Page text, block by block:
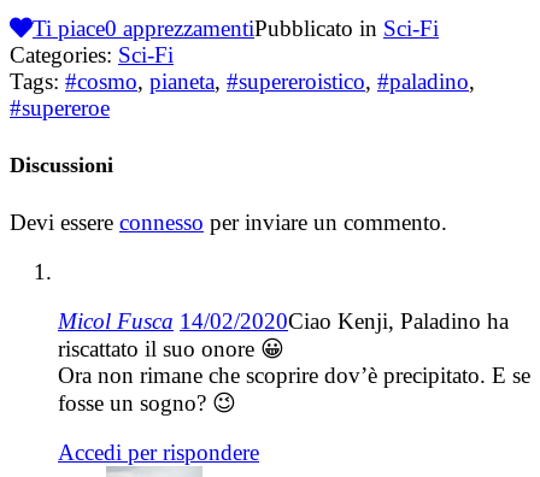
Ti piace0 apprezzamentiPubblicato in Sci-Fi
Categories: Sci-Fi
Tags: #cosmo, pianeta, #supereroistico, #paladino,
#supereroe
Discussioni
Devi essere connesso per inviare un commento.
Micol Fusca 14/02/2020Ciao Kenji, Paladino ha
riscattato il suo onore 😀
Ora non rimane che scoprire dov’è precipitato. E se
fosse un sogno? 😉
Accedi per rispondere